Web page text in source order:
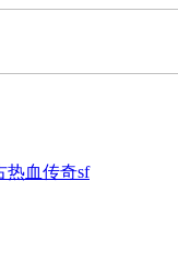
热血传奇sf